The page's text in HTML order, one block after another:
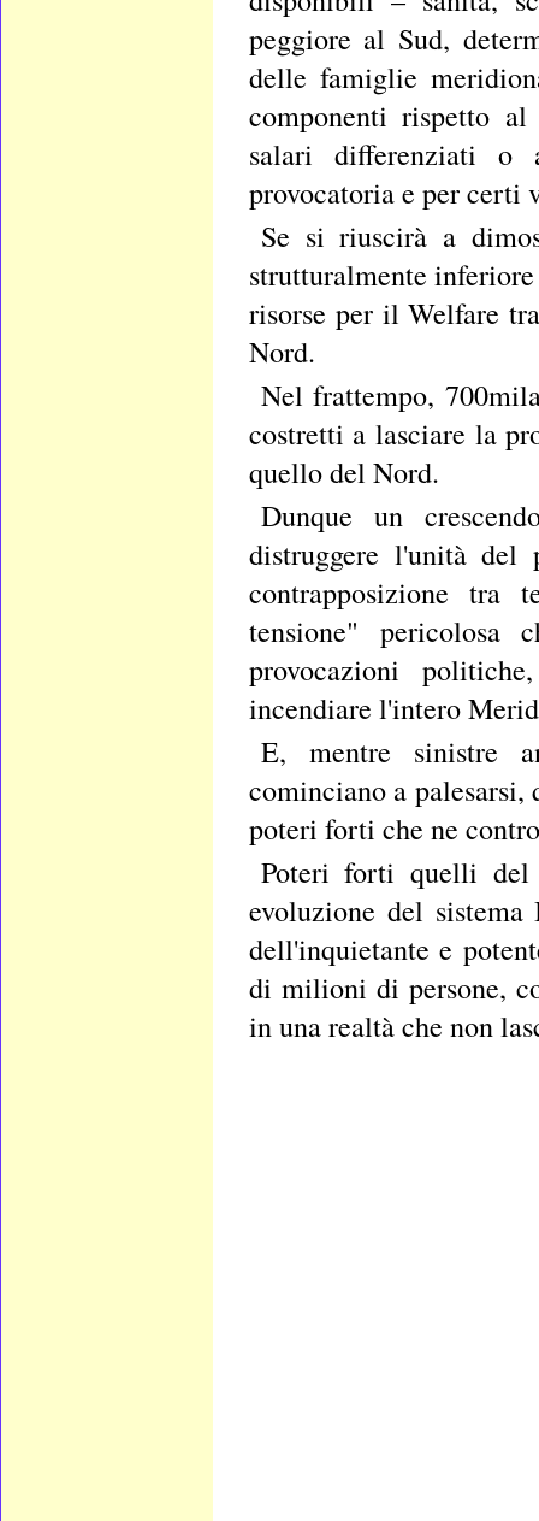
peggiore al Sud,
delle famiglie
componenti rispetto
salari differenziati o
provocatoria e per certi
Se si riuscirà a
strutturalmente
risorse per il Welfare
Nord.
Nel frattempo,
costretti a lasciare la
quello del Nord.
Dunque un
distruggere l'unità del
contrapposizione
tensione"
provocazioni
incendiare l'intero
E, mentre sinistre
cominciano a
poteri forti che ne
Poteri forti quelli del
evoluzione del
dell'inquietante e
di milioni di persone,
in una realtà che non